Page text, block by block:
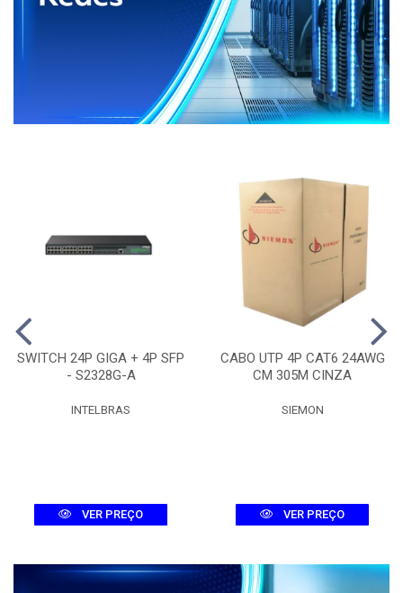
SWITCH 24P GIGA + 4P SFP
- S2328G-A
INTELBRAS
VER PREÇO
CABO UTP 4P CAT6 24AWG
CM 305M CINZA
SIEMON
VER PREÇO